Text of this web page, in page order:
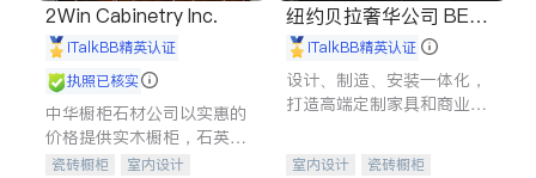
2Win Cabinetry Inc.
iTalkBB精英认证
执照已核实
中华橱柜石材公司以实惠的
价格提供实木橱柜，石英石
台面，多种优质不锈钢水
瓷砖橱柜
室内设计
纽约贝拉奢华公司 BELL
A LUXE
iTalkBB精英认证
设计、制造、安装一体化，
打造高端定制家具和商业空
室内设计
瓷砖橱柜